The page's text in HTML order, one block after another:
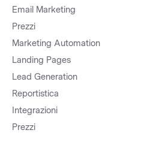
Email Marketing
Prezzi
Marketing Automation
Landing Pages
Lead Generation
Reportistica
Integrazioni
Prezzi